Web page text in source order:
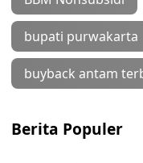
bupati purwakarta
buyback antam
Berita Populer